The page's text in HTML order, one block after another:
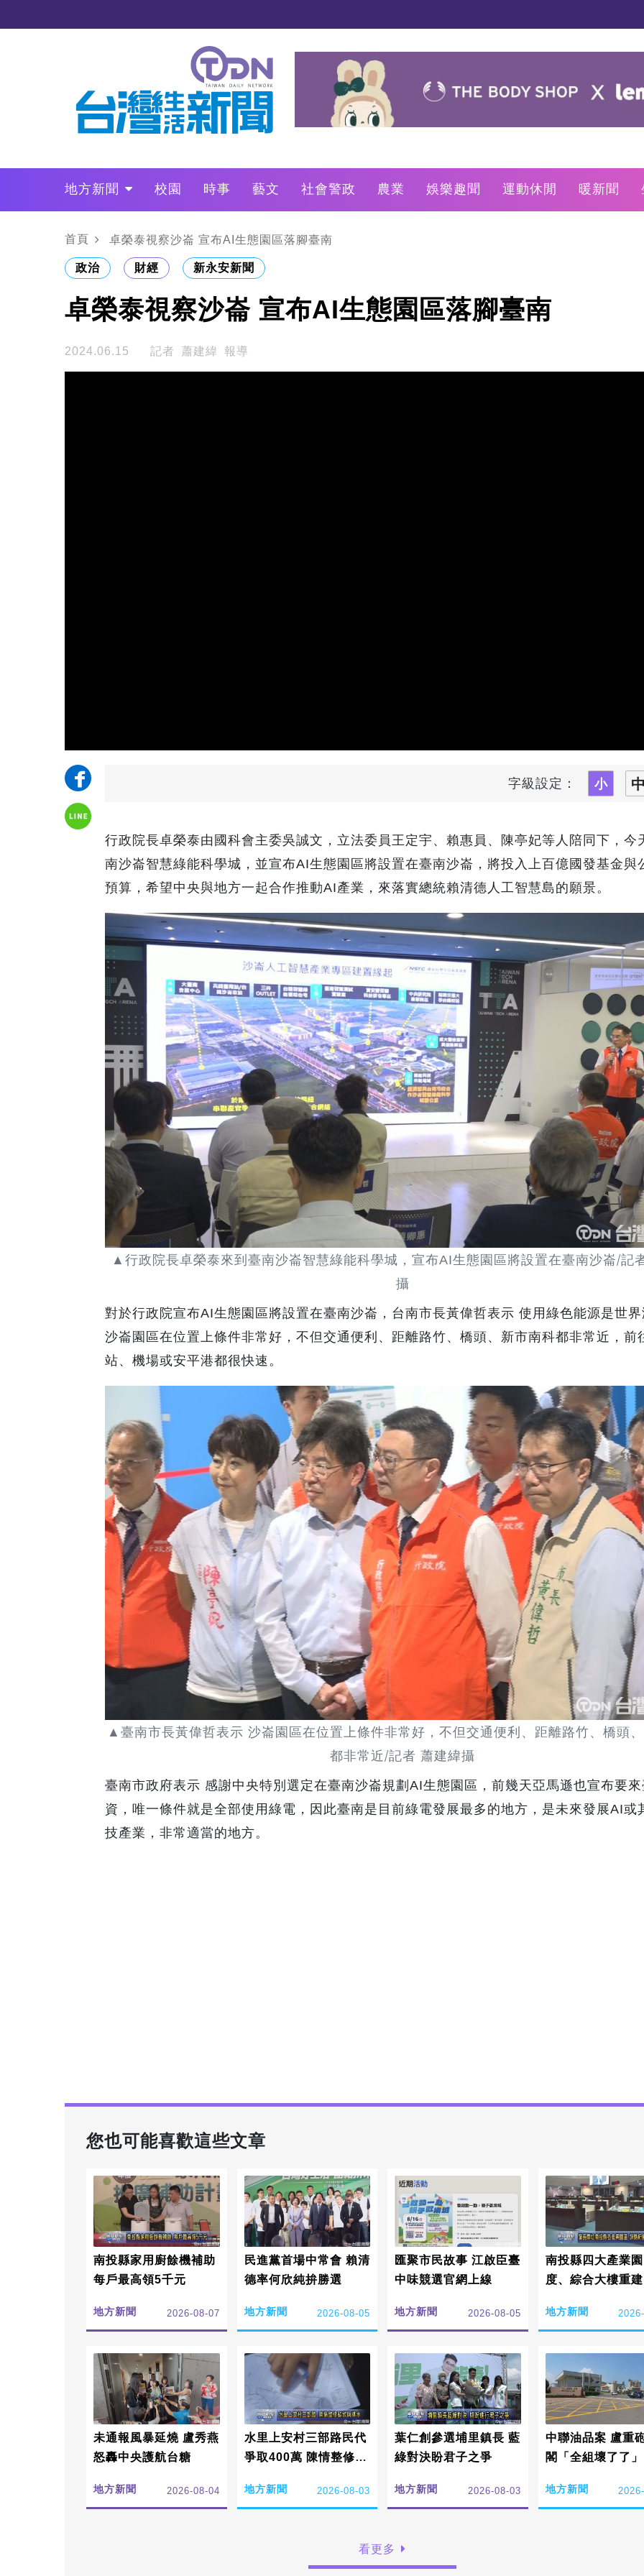
地方新聞 校園 時事 藝文 社會警政 農業 娛樂趣聞 運動休閒 暖新聞
政治
財經 LO叩敲敲門
首頁 卓榮泰視察沙崙 宣布AI生態園區落腳臺南
政治 財經 新永安新聞
卓榮泰視察沙崙 宣布AI生態園區落腳臺南
2024.06.15 記者 蕭建緯 報導
字級設定：
行政院長卓榮泰由國科會主委吳誠文， 立法委員王定宇、 賴惠員、 陳亭妃等人陪同下， 今
南沙崙智慧綠能科學城， 並宣布AI生態園區將設置在臺南沙崙， 將投入上百億國發基金與
預算， 希望中央與地方一起合作推動AI產業， 來落實總統賴清德人工智慧島的願景。
▲ 行政院長卓榮泰來到臺南沙崙智慧綠能科學城， 宣布AI生態園區將設置在臺南沙崙/記
攝
對於行政院宣布AI生態園區將設置在臺南沙崙， 台南市長黃偉哲表示 使用綠色能源是世
沙崙園區在位置上條件非常好， 不但交通便利、 距離路竹、 橋頭、 新市南科都非常近， 前
站、 機場或安平港都很快速。
▲ 臺南市長黃偉哲表示 沙崙園區在位置上條件非常好， 不但交通便利、 距離路竹、 橋頭、
都非常近/記者 蕭建緯攝
臺南市政府表示 感謝中央特別選定在臺南沙崙規劃AI生態園區， 前幾天亞馬遜也宣布要
資， 唯一條件就是全部使用綠電， 因此臺南是目前綠電發展最多的地方， 是未來發展AI或
技產業， 非常適當的地方。
您也可能喜歡這些文章
南投縣家用廚餘機補助
每戶最高領5千元
地方新聞 2026-08-07
民進黨首場中常會 賴清
德率何欣純拚勝選
地方新聞 2026-08-05
匯聚市民故事 江啟臣臺
中味競選官網上線
地方新聞 2026-08-05
南投縣四大產業
度、綜合大樓重
地方新聞
未通報風暴延燒 盧秀燕
怒轟中央護航台糖
地方新聞 2026-08-04
水里上安村三部路民代
爭取400萬 陳情整修駁
地方新聞 2026-08-03
葉仁創參選埔里鎮長 藍
綠對決盼君子之爭
地方新聞 2026-08-03
中聯油品案 盧重
閣「全組壞了了」
地方新聞
看更多